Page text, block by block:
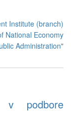
Institute (branch)
National Economy
Administration"
v podbore